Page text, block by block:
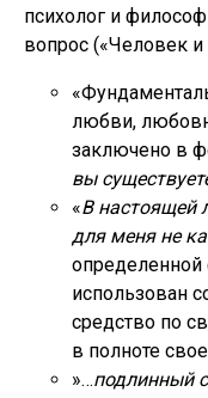
психолог и
вопрос («Человек и
любви,
заключено в
вы
«В настоящей
для меня не
использован
средство по
в полноте
»…подлинный